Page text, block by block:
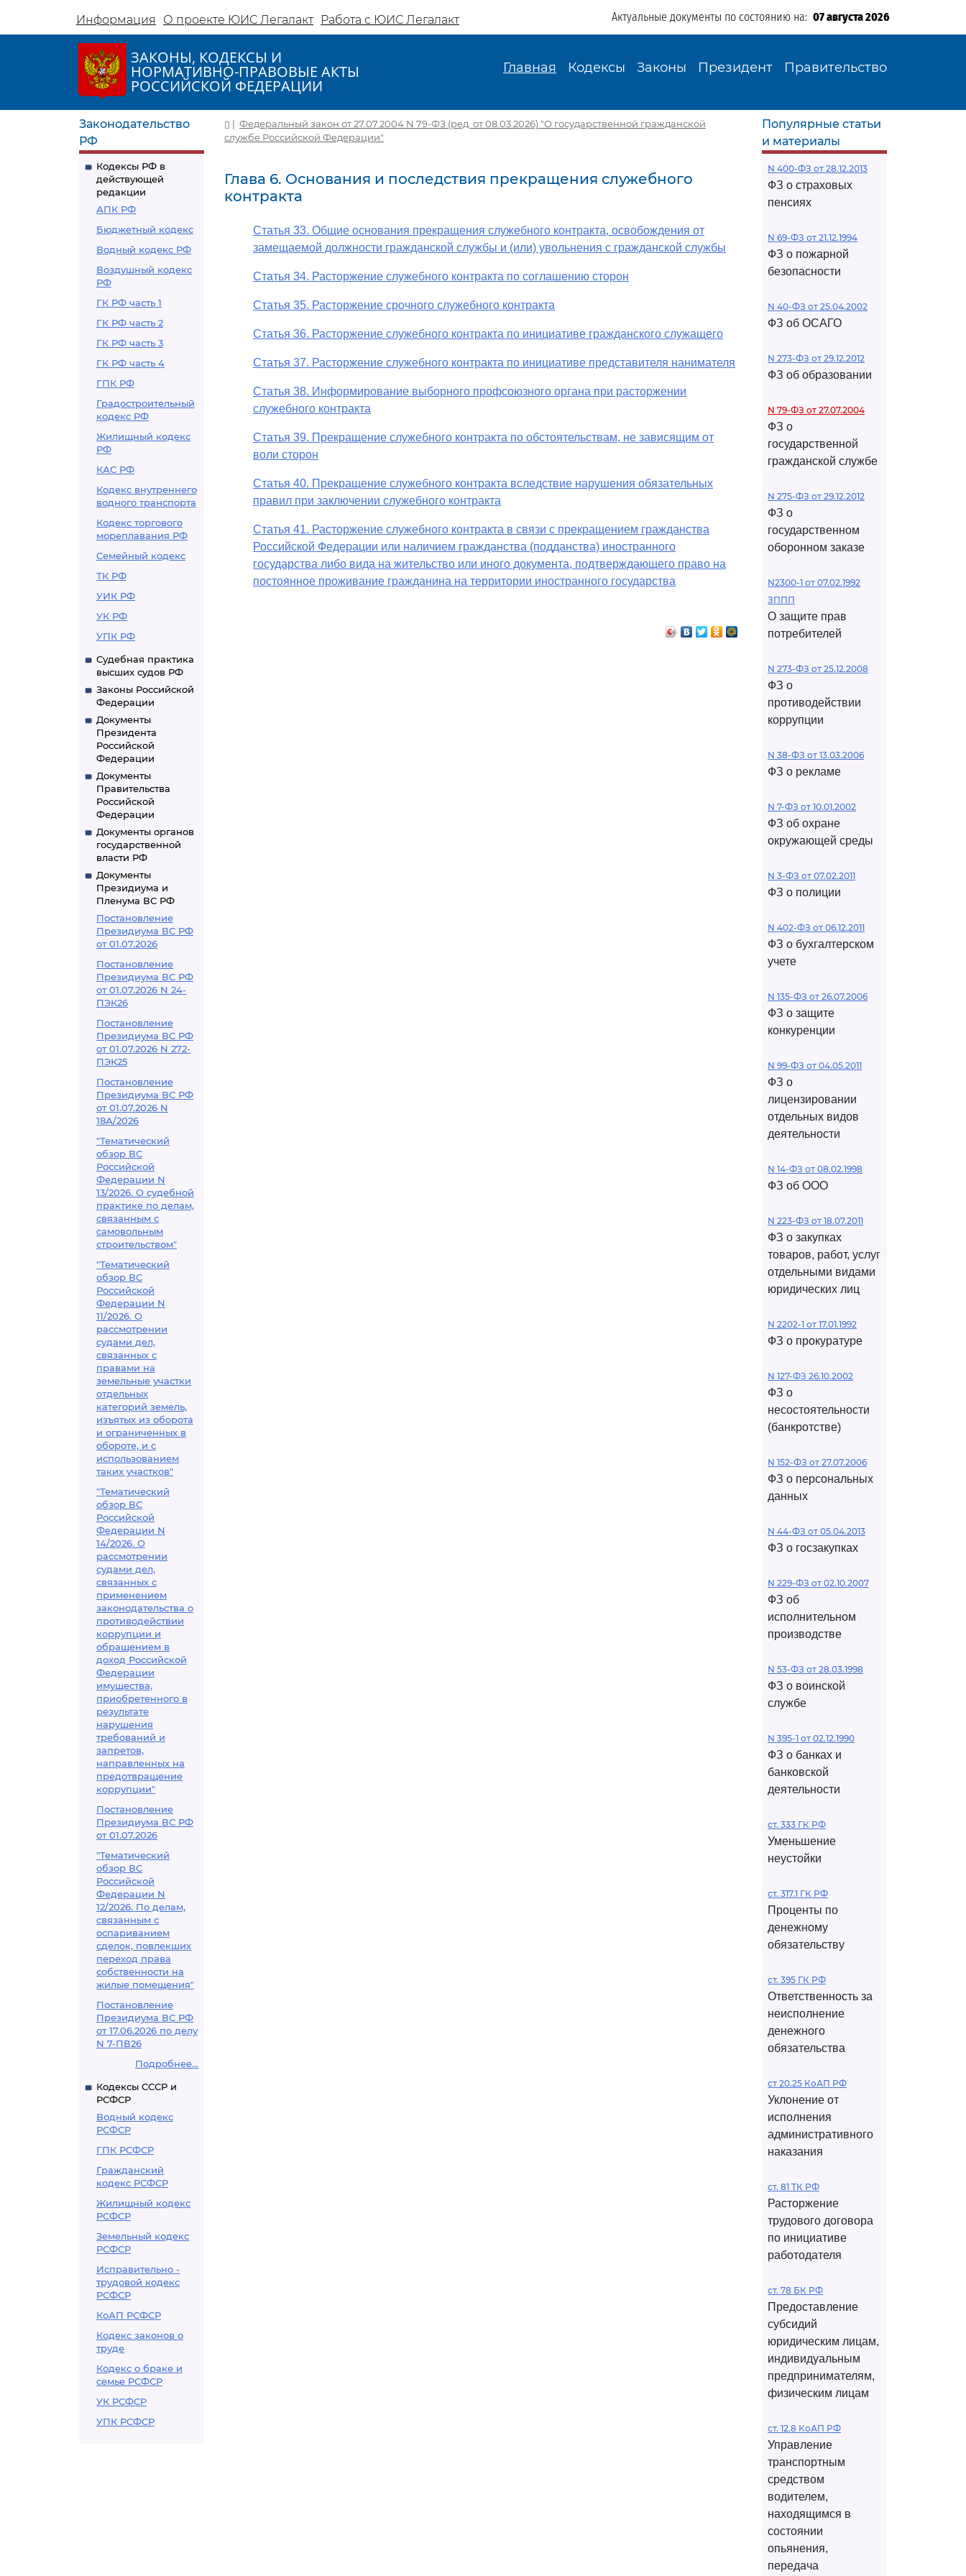
Информация О проекте ЮИС Легалакт Работа с ЮИС Легалакт Актуальные документы по состоянию на: 07 августа 2026
ЗАКОНЫ, КОДЕКСЫ И
НОРМАТИВНО-ПРАВОВЫЕ АКТЫ
РОССИЙСКОЙ ФЕДЕРАЦИИ
Главная Кодексы Законы Президент Правительство
Законодательство
РФ
Кодексы РФ в
действующей
редакции
АПК РФ
Бюджетный кодекс
Водный кодекс РФ
Воздушный кодекс
РФ
ГК РФ часть 1
ГК РФ часть 2
ГК РФ часть 3
ГК РФ часть 4
ГПК РФ
Градостроительный
кодекс РФ
Жилищный кодекс
РФ
КАС РФ
Кодекс внутреннего
водного транспорта
Кодекс торгового
мореплавания РФ
Семейный кодекс
ТК РФ
УИК РФ
УК РФ
УПК РФ
Судебная практика
высших судов РФ
Законы Российской
Федерации
Документы
Президента
Российской
Федерации
Документы
Правительства
Российской
Федерации
Документы органов
государственной
власти РФ
Документы
Президиума и
Пленума ВС РФ
Постановление
Президиума ВС РФ
от 01.07.2026
Постановление
Президиума ВС РФ
от 01.07.2026 N 24-
ПЭК26
Постановление
Президиума ВС РФ
от 01.07.2026 N 272-
ПЭК25
Постановление
Президиума ВС РФ
от 01.07.2026 N
18А/2026
"Тематический
обзор ВС
Российской
Федерации N
13/2026. О судебной
практике по делам,
связанным с
самовольным
строительством"
"Тематический
обзор ВС
Российской
Федерации N
11/2026. О
рассмотрении
судами дел,
связанных с
правами на
земельные участки
отдельных
категорий земель,
изъятых из оборота
и ограниченных в
обороте, и с
использованием
таких участков"
"Тематический
обзор ВС
Российской
Федерации N
14/2026. О
рассмотрении
судами дел,
связанных с
применением
законодательства о
противодействии
коррупции и
обращением в
доход Российской
Федерации
имущества,
приобретенного в
результате
нарушения
требований и
запретов,
направленных на
предотвращение
коррупции"
Постановление
Президиума ВС РФ
от 01.07.2026
"Тематический
обзор ВС
Российской
Федерации N
12/2026. По делам,
связанным с
оспариванием
сделок, повлекших
переход права
собственности на
жилые помещения"
Постановление
Президиума ВС РФ
от 17.06.2026 по делу
N 7-ПВ26
Подробнее...
Кодексы СССР и
РСФСР
Водный кодекс
РСФСР
ГПК РСФСР
Гражданский
кодекс РСФСР
Жилищный кодекс
РСФСР
Земельный кодекс
РСФСР
Исправительно -
трудовой кодекс
РСФСР
КоАП РСФСР
Кодекс законов о
труде
Кодекс о браке и
семье РСФСР
УК РСФСР
УПК РСФСР
| Федеральный закон от 27.07.2004 N 79-ФЗ (ред. от 08.03.2026) "О государственной гражданской
службе Российской Федерации"
Глава 6. Основания и последствия прекращения служебного
контракта
Статья 33. Общие основания прекращения служебного контракта, освобождения от
замещаемой должности гражданской службы и (или) увольнения с гражданской службы
Статья 34. Расторжение служебного контракта по соглашению сторон
Статья 35. Расторжение срочного служебного контракта
Статья 36. Расторжение служебного контракта по инициативе гражданского служащего
Статья 37. Расторжение служебного контракта по инициативе представителя нанимателя
Статья 38. Информирование выборного профсоюзного органа при расторжении
служебного контракта
Статья 39. Прекращение служебного контракта по обстоятельствам, не зависящим от
воли сторон
Статья 40. Прекращение служебного контракта вследствие нарушения обязательных
правил при заключении служебного контракта
Статья 41. Расторжение служебного контракта в связи с прекращением гражданства
Российской Федерации или наличием гражданства (подданства) иностранного
государства либо вида на жительство или иного документа, подтверждающего право на
постоянное проживание гражданина на территории иностранного государства
Популярные статьи
и материалы
N 400-ФЗ от 28.12.2013
ФЗ о страховых
пенсиях
N 69-ФЗ от 21.12.1994
ФЗ о пожарной
безопасности
N 40-ФЗ от 25.04.2002
ФЗ об ОСАГО
N 273-ФЗ от 29.12.2012
ФЗ об образовании
N 79-ФЗ от 27.07.2004
ФЗ о
государственной
гражданской службе
N 275-ФЗ от 29.12.2012
ФЗ о
государственном
оборонном заказе
N2300-1 от 07.02.1992
ЗППП
О защите прав
потребителей
N 273-ФЗ от 25.12.2008
ФЗ о
противодействии
коррупции
N 38-ФЗ от 13.03.2006
ФЗ о рекламе
N 7-ФЗ от 10.01.2002
ФЗ об охране
окружающей среды
N 3-ФЗ от 07.02.2011
ФЗ о полиции
N 402-ФЗ от 06.12.2011
ФЗ о бухгалтерском
учете
N 135-ФЗ от 26.07.2006
ФЗ о защите
конкуренции
N 99-ФЗ от 04.05.2011
ФЗ о
лицензировании
отдельных видов
деятельности
N 14-ФЗ от 08.02.1998
ФЗ об ООО
N 223-ФЗ от 18.07.2011
ФЗ о закупках
товаров, работ, услуг
отдельными видами
юридических лиц
N 2202-1 от 17.01.1992
ФЗ о прокуратуре
N 127-ФЗ 26.10.2002
ФЗ о
несостоятельности
(банкротстве)
N 152-ФЗ от 27.07.2006
ФЗ о персональных
данных
N 44-ФЗ от 05.04.2013
ФЗ о госзакупках
N 229-ФЗ от 02.10.2007
ФЗ об
исполнительном
производстве
N 53-ФЗ от 28.03.1998
ФЗ о воинской
службе
N 395-1 от 02.12.1990
ФЗ о банках и
банковской
деятельности
ст. 333 ГК РФ
Уменьшение
неустойки
ст. 317.1 ГК РФ
Проценты по
денежному
обязательству
ст. 395 ГК РФ
Ответственность за
неисполнение
денежного
обязательства
ст 20.25 КоАП РФ
Уклонение от
исполнения
административного
наказания
ст. 81 ТК РФ
Расторжение
трудового договора
по инициативе
работодателя
ст. 78 БК РФ
Предоставление
субсидий
юридическим лицам,
индивидуальным
предпринимателям,
физическим лицам
ст. 12.8 КоАП РФ
Управление
транспортным
средством
водителем,
находящимся в
состоянии
опьянения,
передача